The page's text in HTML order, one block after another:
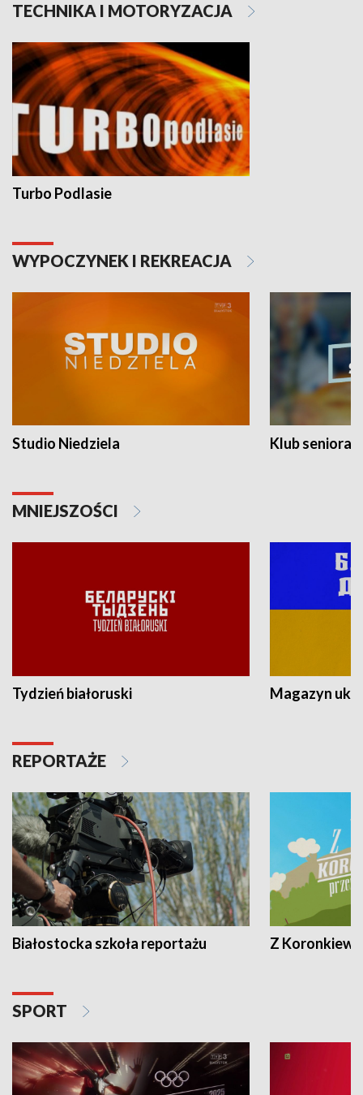
TECHNIKA I MOTORYZACJA
Turbo Podlasie
WYPOCZYNEK I REKREACJA
Studio Niedziela Klub seniora
MNIEJSZOŚCI
Tydzień białoruski Magazyn
REPORTAŻE
Białostocka szkoła reportażu Z
SPORT